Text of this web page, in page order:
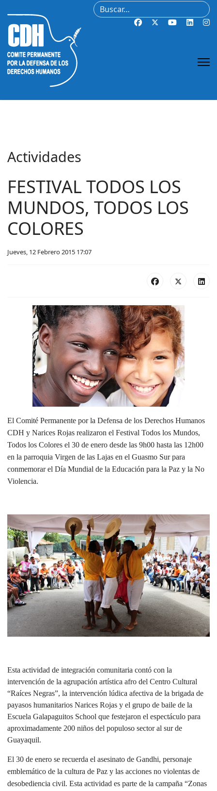
Buscar
Actividades
FESTIVAL TODOS LOS
MUNDOS, TODOS LOS
COLORES
Jueves, 12 Febrero 2015 17:07
El Comité Permanente por la Defensa de los Derechos Humanos
CDH y Narices Rojas realizaron el Festival Todos los Mundos,
Todos los Colores el 30 de enero desde las 9h00 hasta las 12h00
en la parroquia Virgen de las Lajas en el Guasmo Sur para
conmemorar el Día Mundial de la Educación para la Paz y la No
Violencia.
Esta actividad de integración comunitaria contó con la
intervención de la agrupación artística afro del Centro Cultural
“Raíces Negras”, la intervención lúdica afectiva de la brigada de
payasos humanitarios Narices Rojas y el grupo de baile de la
Escuela Galapaguitos School que festejaron el espectáculo para
aproximadamente 200 niños del populoso sector al sur de
Guayaquil.
El 30 de enero se recuerda el asesinato de Gandhi, personaje
emblemático de la cultura de Paz y las acciones no violentas de
desobediencia civil. Esta actividad es parte de la campaña “Zonas